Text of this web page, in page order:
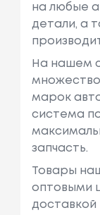
на любые
детали, а
На нашем
марок
система
запчасть.
Товары
оптовыми
доставкой